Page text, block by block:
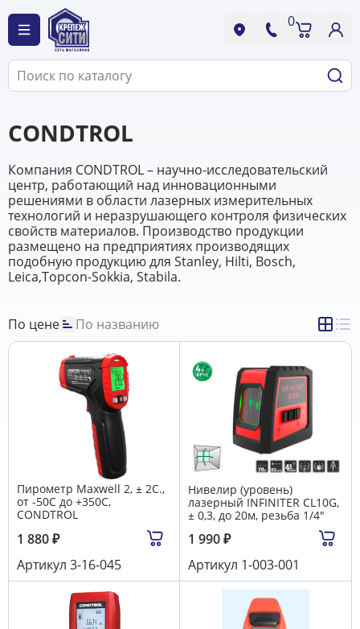
0
CONDTROL
Компания CONDTROL – научно-исследовательский
центр, работающий над инновационными
решениями в области лазерных измерительных
технологий и неразрушающего контроля физических
свойств материалов. Производство продукции
размещено на предприятиях производящих
подобную продукцию для Stanley, Hilti, Bosch,
Leica,Topcon-Sokkia, Stabila.
По цене По названию
Пирометр Maxwell 2, ± 2C.,
от -50C до +350C,
CONDTROL
1 880₽
Артикул 3-16-045
Нивелир (уровень)
лазерный INFINITER CL10G,
± 0,3, до 20м, резьба 1/4"
1 990₽
Артикул 1-003-001